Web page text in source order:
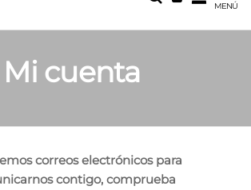
etc.
MENÚ
Mi cuenta
correos electrónicos para
contigo, comprueba